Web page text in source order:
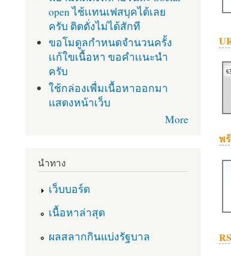
พ
open ไช้เเทนเฟสบุคได้เลย
ครับ ติดตั่งไม่ได้สักที
ขอโมดูลกำหนดจำนวนครั้ง
เเก้ใขเนื้อหา ขอคำเเนะนำ
ครับ
ใช้กล่องเพื่มเนื้อหาออกมา
แสดงหน้าเว็บ
More
นำทาง
เว็บบอร์ด
เนื้อหาล่าสุด
ผลสลากกินแบ่งรัฐบาล